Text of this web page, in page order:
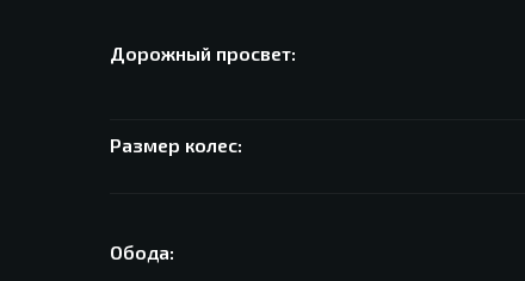
Дорожный просвет:
Размер колес:
Обода: